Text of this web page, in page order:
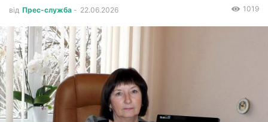
від Прес-служба - 22.06.2026 1019